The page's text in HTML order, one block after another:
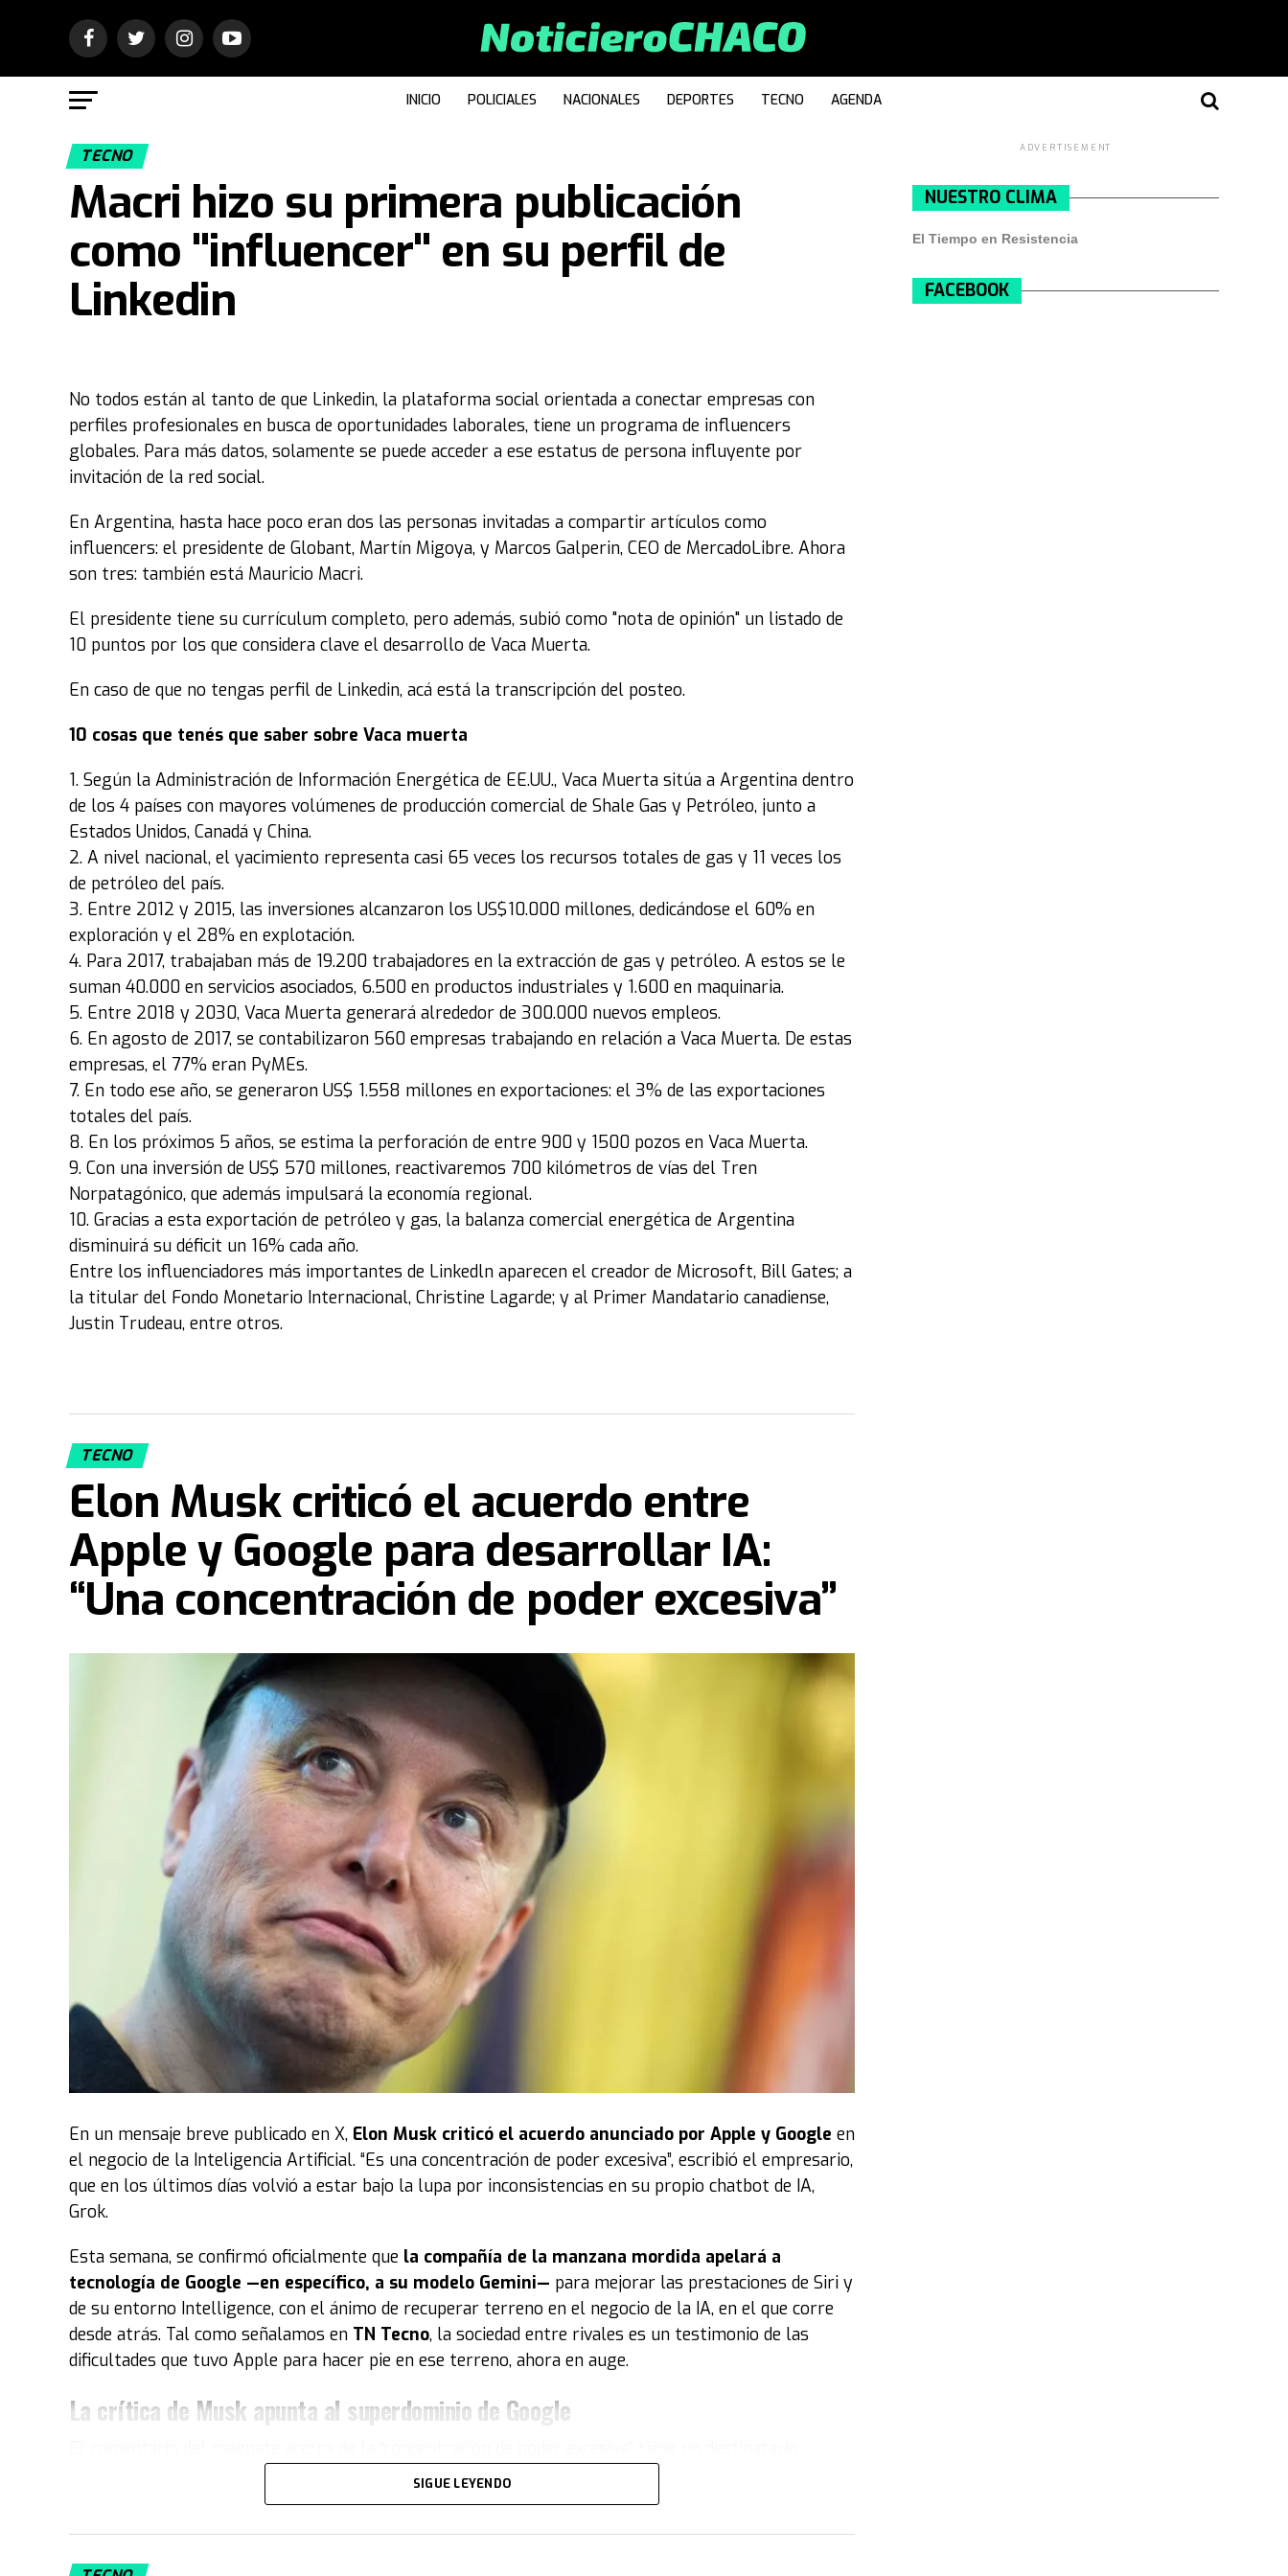
INICIO POLICIALES NACIONALES DEPORTES TECNO AGENDA
TECNO
Macri hizo su primera publicación
como "influencer" en su perfil de
Linkedin
No todos están al tanto de que Linkedin, la plataforma social orientada a conectar empresas con
perfiles profesionales en busca de oportunidades laborales, tiene un programa de influencers
globales. Para más datos, solamente se puede acceder a ese estatus de persona influyente por
invitación de la red social.
En Argentina, hasta hace poco eran dos las personas invitadas a compartir artículos como
influencers: el presidente de Globant, Martín Migoya, y Marcos Galperin, CEO de MercadoLibre. Ahora
son tres: también está Mauricio Macri.
El presidente tiene su currículum completo, pero además, subió como "nota de opinión" un listado de
10 puntos por los que considera clave el desarrollo de Vaca Muerta.
En caso de que no tengas perfil de Linkedin, acá está la transcripción del posteo.
10 cosas que tenés que saber sobre Vaca muerta
1. Según la Administración de Información Energética de EE.UU., Vaca Muerta sitúa a Argentina dentro
de los 4 países con mayores volúmenes de producción comercial de Shale Gas y Petróleo, junto a
Estados Unidos, Canadá y China.
2. A nivel nacional, el yacimiento representa casi 65 veces los recursos totales de gas y 11 veces los
de petróleo del país.
3. Entre 2012 y 2015, las inversiones alcanzaron los US$10.000 millones, dedicándose el 60% en
exploración y el 28% en explotación.
4. Para 2017, trabajaban más de 19.200 trabajadores en la extracción de gas y petróleo. A estos se le
suman 40.000 en servicios asociados, 6.500 en productos industriales y 1.600 en maquinaria.
5. Entre 2018 y 2030, Vaca Muerta generará alrededor de 300.000 nuevos empleos.
6. En agosto de 2017, se contabilizaron 560 empresas trabajando en relación a Vaca Muerta. De estas
empresas, el 77% eran PyMEs.
7. En todo ese año, se generaron US$ 1.558 millones en exportaciones: el 3% de las exportaciones
totales del país.
8. En los próximos 5 años, se estima la perforación de entre 900 y 1500 pozos en Vaca Muerta.
9. Con una inversión de US$ 570 millones, reactivaremos 700 kilómetros de vías del Tren
Norpatagónico, que además impulsará la economía regional.
10. Gracias a esta exportación de petróleo y gas, la balanza comercial energética de Argentina
disminuirá su déficit un 16% cada año.
Entre los influenciadores más importantes de Linkedln aparecen el creador de Microsoft, Bill Gates; a
la titular del Fondo Monetario Internacional, Christine Lagarde; y al Primer Mandatario canadiense,
Justin Trudeau, entre otros.
TECNO
Elon Musk criticó el acuerdo entre
Apple y Google para desarrollar IA:
“Una concentración de poder excesiva”
En un mensaje breve publicado en X, Elon Musk criticó el acuerdo anunciado por Apple y Google en
el negocio de la Inteligencia Artificial. “Es una concentración de poder excesiva”, escribió el empresario,
que en los últimos días volvió a estar bajo la lupa por inconsistencias en su propio chatbot de IA,
Grok.
Esta semana, se confirmó oficialmente que la compañía de la manzana mordida apelará a
tecnología de Google —en específico, a su modelo Gemini— para mejorar las prestaciones de Siri y
de su entorno Intelligence, con el ánimo de recuperar terreno en el negocio de la IA, en el que corre
desde atrás. Tal como señalamos en TN Tecno, la sociedad entre rivales es un testimonio de las
dificultades que tuvo Apple para hacer pie en ese terreno, ahora en auge.
La crítica de Musk apunta al superdominio de Google
También tiene a Android y a Chrome
imponente dominio de la compañía del buscador, en diferentes segmentos de la industria tecnológica.
inteligentes corría con el sistema operativo desarrollado por Google. Además, casi un 70% de los
SIGUE LEYENDO
ADVERTISEMENT
NUESTRO CLIMA
El Tiempo en Resistencia
FACEBOOK